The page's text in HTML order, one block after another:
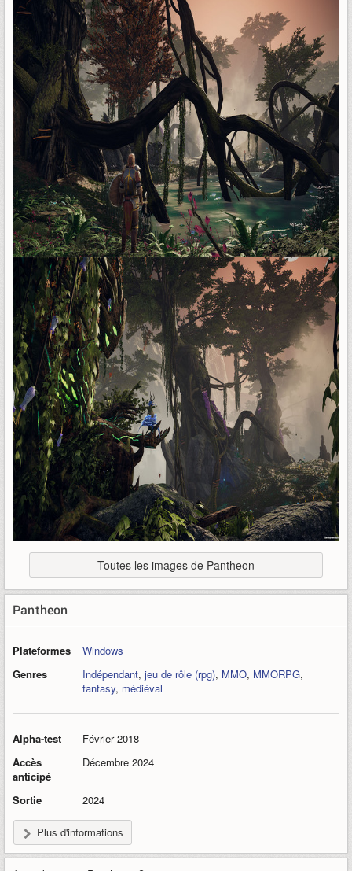
Toutes les images de Pantheon
Pantheon
Plateformes
Windows
Genres
Indépendant, jeu de rôle (rpg), MMO, MMORPG,
fantasy, médiéval
Alpha-test
Février 2018
Accès
anticipé
Décembre 2024
Sortie 2024
Plus d'informations